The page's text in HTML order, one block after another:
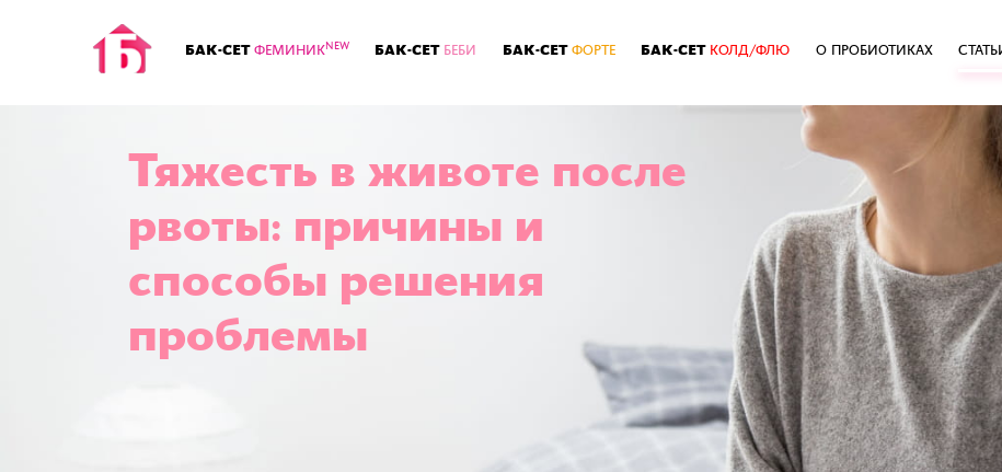
БАК-СЕТФЕМИНИКNEW БАК-СЕТ БЕБИ БАК-СЕТФОРТЕ БАК-СЕТ КОЛД/ФЛЮ О ПРОБИОТИКАХ
Тяжесть в животе после
рвоты: причины и
способы решения
проблемы